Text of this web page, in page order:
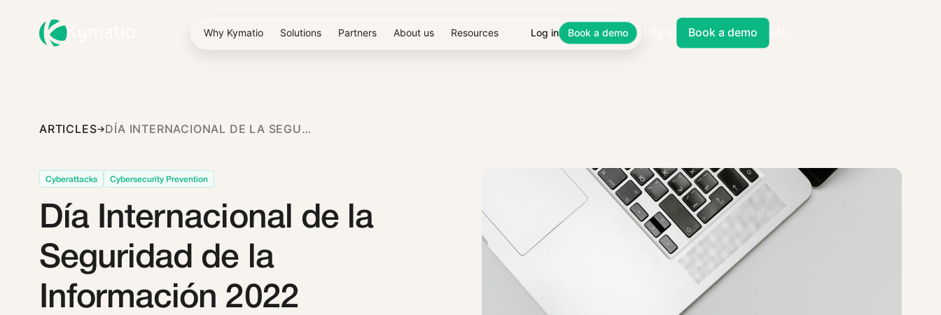
Why Kymatio Solutions Partners About us Resources Log in Book a demo Book a demo
ARTICLES DÍA INTERNACIONAL DE LA SEGURIDAD DE LA INFORMACIÓN 2022
Cyberattacks Cybersecurity Prevention
Día Internacional de la
Seguridad de la
Información 2022